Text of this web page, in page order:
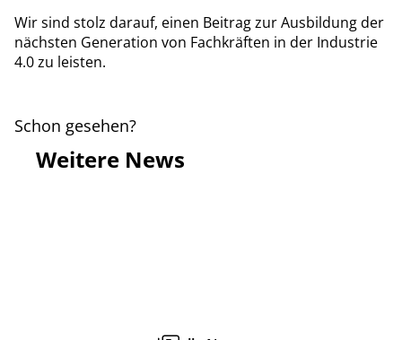
Wir sind stolz darauf, einen Beitrag zur Ausbildung der
nächsten Generation von Fachkräften in der Industrie
4.0 zu leisten.
Schon gesehen?
Weitere News